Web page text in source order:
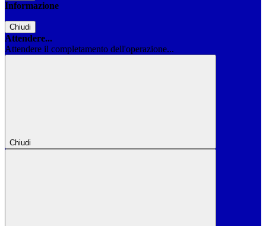
Informazione
Chiudi
Attendere...
Attendere il completamento dell'operazione...
Chiudi